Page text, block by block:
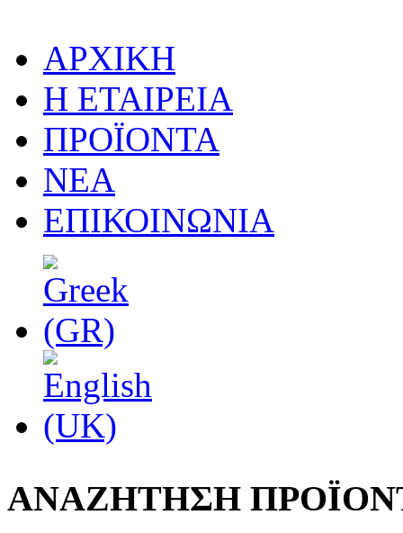
ΑΡΧΙΚΗ
Η ΕΤΑΙΡΕΙΑ
ΠΡΟΪΟΝΤΑ
ΝΕΑ
ΕΠΙΚΟΙΝΩΝΙΑ
ΑΝΑΖΗΤΗΣΗ